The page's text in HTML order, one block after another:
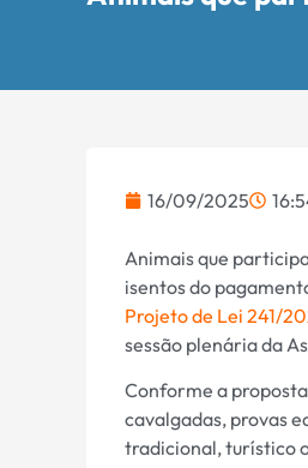
16/09/2025
Animais que
isentos do
Projeto de Lei 241/
sessão plenária da
Conforme a
cavalgadas, provas
tradicional, turístico